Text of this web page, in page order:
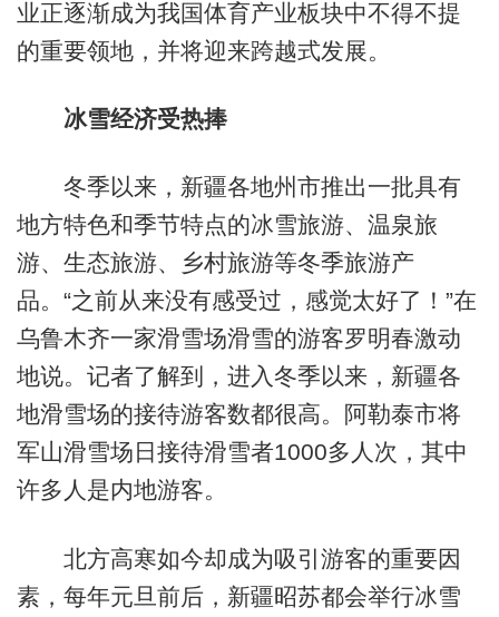
业正逐渐成为我国体育产业板块中不得不提
的重要领地，并将迎来跨越式发展。
冰雪经济受热捧
冬季以来，新疆各地州市推出一批具有
地方特色和季节特点的冰雪旅游、温泉旅
游、生态旅游、乡村旅游等冬季旅游产
品。“之前从来没有感受过，感觉太好了！”在
乌鲁木齐一家滑雪场滑雪的游客罗明春激动
地说。记者了解到，进入冬季以来，新疆各
地滑雪场的接待游客数都很高。阿勒泰市将
军山滑雪场日接待滑雪者1000多人次，其中
许多人是内地游客。
北方高寒如今却成为吸引游客的重要因
素，每年元旦前后，新疆昭苏都会举行冰雪